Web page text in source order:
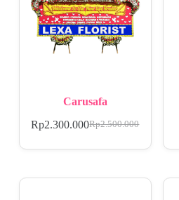
Carusafa
Rp2.500.000
Rp2.300.000